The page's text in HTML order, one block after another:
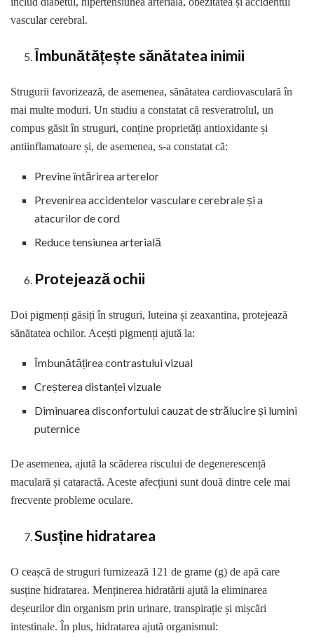
vascular cerebral.
Îmbunătățește sănătatea inimii
Strugurii favorizează, de asemenea, sănătatea cardiovasculară în
mai multe moduri. Un studiu a constatat că resveratrolul, un
compus găsit în struguri, conține proprietăți antioxidante și
antiinflamatoare și, de asemenea, s-a constatat că:
Previne întărirea arterelor
Prevenirea accidentelor vasculare cerebrale și a
atacurilor de cord
Reduce tensiunea arterială
Protejează ochii
Doi pigmenți găsiți în struguri, luteina și zeaxantina, protejează
sănătatea ochilor. Acești pigmenți ajută la:
Îmbunătățirea contrastului vizual
Creșterea distanței vizuale
Diminuarea disconfortului cauzat de strălucire și lumini
puternice
De asemenea, ajută la scăderea riscului de degenerescență
maculară și cataractă. Aceste afecțiuni sunt două dintre cele mai
frecvente probleme oculare.
Susține hidratarea
O ceașcă de struguri furnizează 121 de grame (g) de apă care
susține hidratarea. Menținerea hidratării ajută la eliminarea
deșeurilor din organism prin urinare, transpirație și mișcări
intestinale. În plus, hidratarea ajută organismul: